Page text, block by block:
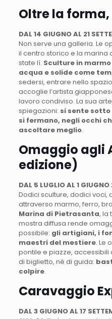
Oltre la
DAL 14 GIUGNO AL 21
Non serve una galleria. Le
il centro storico e la marina
state lì. Sculture in
acqua e solide come
sedersi, entrare nello
accoglie l’artista
lavoro condiviso. La sua
spiegazioni: si sente sotto
si fermano, negli occhi
ascoltare meglio.
Omaggio agli
edizione)
DAL 5 LUGLIO AL 1
Dodici sculture, dodici voci,
attraverso marmo, ferro,
Marina di Pietrasanta, la
mostra diffusa rende
possibile: gli artigiani, i
maestri del mestiere. Le
pontile e piazze, accessibili
di biglietto, né di guida:
colpire.
Caravaggio
DAL 3 GIUGNO AL 17